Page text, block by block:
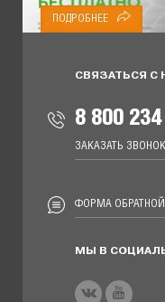
ПОДРОБНЕЕ
СВЯЗАТЬСЯ С
8 800
ЗАКАЗАТЬ ЗВОНОК
ФОРМА ОБРАТНОЙ
МЫ В